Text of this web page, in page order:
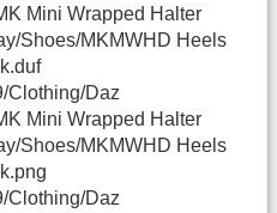
Mini Wrapped Halter
Shoes/MKMWHD Heels
Clothing/Daz
Mini Wrapped Halter
Shoes/MKMWHD Heels
Clothing/Daz